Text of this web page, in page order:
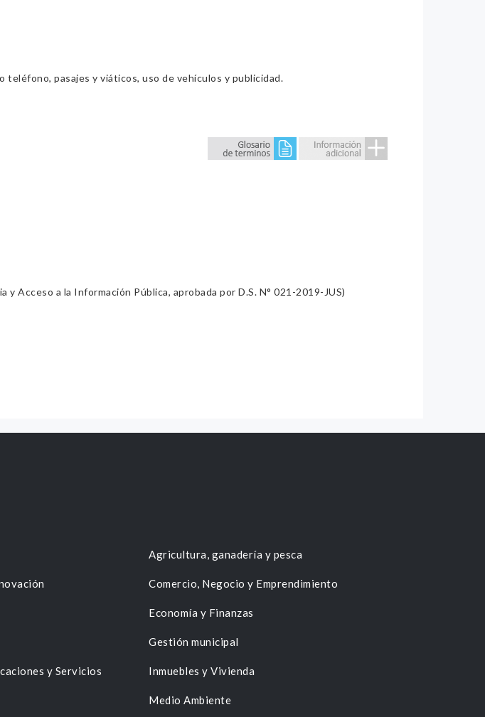
pasajes y viáticos, uso de vehículos y publicidad.
Acceso a la Información Pública, aprobada por D.S. N° 021-2019-JUS)
Agricultura, ganadería y pesca
Comercio, Negocio y Emprendimiento
Economía y Finanzas
Gestión municipal
y Servicios
Inmuebles y Vivienda
Medio Ambiente